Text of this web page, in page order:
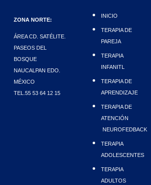
ZONA NORTE:
ÁREA CD. SATÉLITE.
PASEOS DEL
BOSQUE
NAUCALPAN EDO.
MÉXICO
TEL.55 53 64 12 15
INICIO
TERAPIA DE
PAREJA
TERAPIA
INFANITL
TERAPIA DE
APRENDIZAJE
TERAPIA DE
ATENCIÓN
NEUROFEDBACK
TERAPIA
ADOLESCENTES
TERAPIA
ADULTOS